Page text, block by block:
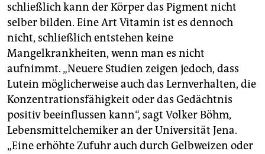
schließlich kann der Körper das Pigment nicht
selber bilden. Eine Art Vitamin ist es dennoch
nicht, schließlich entstehen keine
Mangelkrankheiten, wenn man es nicht
aufnimmt. „Neuere Studien zeigen jedoch, dass
Lutein möglicherweise auch das Lernverhalten, die
Konzentrationsfähigkeit oder das Gedächtnis
positiv beeinflussen kann“, sagt Volker Böhm,
Lebensmittelchemiker an der Universität Jena.
„Eine erhöhte Zufuhr auch durch Gelbweizen oder